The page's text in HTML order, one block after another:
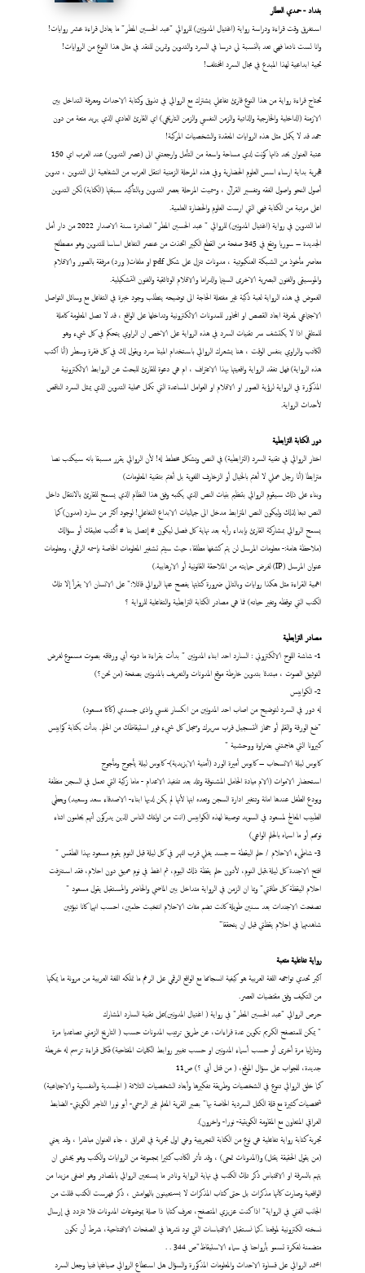
بغداد - حمدي العطار
استغرق وقت قراءة ودراسة رواية (اغتيال المدونين) للروائي "عبد الحسين المطر" ما يعادل قراءة عشر روايات!
وانا لست نادما فهي تعد بالنسبة لي درسا في السرد والتدوين وتمرين للنقد في مثل هذا النوع من الروايات!
تحية ابداعية لهذا المبدع في مجال السرد المختلف!
تحتاج قراءة رواية من هذا النوع قارئ تفاعلي يشترك مع الروائي في تذوق وكتابة الاحداث ومعرفة التداخل بين
الازمنة (الداخلية والخارجية والذاتية والزمن النفسي والزمن التاريخي) اي القارئ العادي الذي يريد متعة من دون
جهد قد لا يكمل مثل هذه الروايات المعقدة والشخصيات المركبة!
عتبة العنوان بحد ذاتها كونت لدي مساحة واسعة من التأمل وارجعتني الى (عصر التدوين) عند العرب اي 150
هجرية بداية ارساء اسس العلوم الحضارية وفي هذه المرحلة الزمنية انتقل العرب من الشفاهية الى التدوين ، تدوين
أصول النحو واصول الفقه وتفسير القرآن ، وسميت المرحلة بعصر التدوين وبالتأكيد سبقتها (الكتابة) لكن التدوين
اعلى مرتبة من الكتابة فهي التي ارست العلوم والحضارة العلمية.
اما التدوين في رواية (اغتيال المدونين) للروائي " عبد الحسين المطر" الصادرة سنة الاصدار 2022 من دار أمل
الجديدة – سوريا وتقع في 345 صفحة من القطع الكبير اتخذت من عنصر التفاعل اساسا للتدوين وهو مصطلح
معاصر مأخوذ من الشبكة العنكبوتية ، مدونات تنزل على شكل pdf او ملفات( ورد) مرفقة بالصور والافلام
والموسيقى والفنون البصرية الاخرى السينما والدراما والافلام الوثائقية والفنون التشكيلية.
الغموض في هذه الرواية لعبة ذكية غير مفتعلة الحاجة الى توضيحه يتطلب وجود خبرة في التفاعل مع وسائل التواصل
الاجتماعي لمعرفة ابعاد القصص او المحاور للمدونات الالكترونية وتداخلها على الواقع ، قد لا تصل المعلومة كاملة
للمتلقي اذا لا يكتشف سر تقنيات السرد في هذه الرواية على الاخص ان الراوي يتحكم في كل شيء وهو
الكاتب والراوي بنفس الوقت ، هنا يشعرك الروائي باستخدام الميتا سرد ويقول لك في كل فقرة وسطر (أنا اكتب
هذه الرواية) فهل تفقد الرواية واقعيتها بهذا الاعتراف ، ام هي دعوة للقارئ للبحث عن الروابط الالكترونية
المذكورة في الرواية لرؤية الصور او الافلام او العوامل المساعدة التي تكمل عملية التدوين الذي يمثل السرد الناقص
لأحداث الرواية.
دور الكتابة الترابطية
اختار الروائي في تقنية السرد (الترابطية) في النص وبشكل مخطط له! لأن الروائي يقرر مسبقا بانه سيكتب نصا
مترابطا (أنا رجل عملي لا أهتم بالخيال أو الزخارف اللغوية بل أهتم بتقنية المعلومات)
وبناء على ذلك سيقوم الروائي بتنظيم بنيات النص الذي يكتبه وفق هذا النظام الذي يسمح للقارئ بالانتقال داخل
النص تبعا لذلك وليكون النص المترابط مدخل الى جماليات الابداع التفاعلي! لوجود اكثر من سارد (مدون) كما
يسمح الروائي بمشاركة القارئ بإبداء رأيه بعد نهاية كل فصل ليكون # إتصل بنا # أكتب تعليقك أو سؤالك
(ملاحظة هامة:- معلومات المرسل لن يتم كشفها مطلقا، حيث سيتم تشفير المعلومات الخاصة بإسمه الرقمي، ومعلومات
عنوان المرسل (IP) لغرض حمايته من الملاحقة القانونية أو الارهابية.)
اهمية القراءة مثل هكذا روايات وبالتالي ضرورة كتابتها يفصح عنها الروائي قائلا:" على الانسان الا يقرأ إلا تلك
الكتب التي توقظه وتغير حياته) فما هي مصادر الكتابة الترابطية والتفاعلية للرواية ؟
مصادر الترابطية
1- شاشة اللوح الالكتروني : السارد احد ابناء المدونين " بدأت بقراءة ما دونه أبي ورفاقه بصوت مسموع لغرض
التوثيق الصوت ، مبتدئا بتدوين خارطة موقع المدونات والتعريف بالمدونين بصفحة (من نحن؟)
2- الكوابيس
له دور في السرد لتوضيح من اصاب احد المدونين من انكسار نفسي واذى جسدي (كاكا مسعود)
"ضع الورقة والقلم أو جهاز التسجيل قرب سريرك وسجل كل شيء فور استيقاظك من الحلم. بدأت بكتابة كوابيس
كيرونا التي هاجمتني بضراوة ووحشية "
كابوس ليلة الانسحاب – كابوس أميرة الورد (أمنية الايزيدية)- كابوس ليلة يأجوج ومأجوج
استحضار الاموات (الام ميادة الحامل المشنوقة وتلد بعد تننفيذ الاعدام - ماما زكية التي تعمل في السجن منظفة
ويودع الطفل عندها امانة وتتغير ادارة السجن وتعده ابنها لأنها لم يكن لديها ابناء- الاصدقاء سعد وسعيد) ويعطي
الطبيب المعالج لمسعود في السويد توصيفا لهذه الكوابيس (انت من اولئك الناس الذين يدركون أنهم يحلمون اثناء
نومهم أو ما اسماه بالحلم الواعي)
3- شاطىء الاحلام / حلم اليقطة – جسد يغلي قرب النهر في كل ليلة قبل النوم يقوم مسعود بهذا الطقس "
افتح الاجندة كل ليلة،قبل النوم، لأدون حلم يقظة ذلك اليوم، ثم اغط في نوم عميق دون احلام، فقد استنزفت
احلام اليقظة كل طاقتي" وبما ان الزمن في الرواية متداخل بين الماضي والحاضر والمستقبل يقول مسعود "
تصفحت الاجندات بعد سنين طويلة كانت تضم مئات الاحلام انتخبت حلمين، احسب انهما كانا نبؤتين
شاهدتهما في احلام يقظتي قبل ان يتحققا"
رواية تفاعلية متعبة
اكبر تحدي تواجهه اللغة العربية هو كيفية انسجامها مع الواقع الرقمي على الرغم ما تملكه اللغة العربية من مرونة ما يمكنها
من التكيف وفق مقتضيات العصر.
حرص الروائي "عبد الحسين المطر" في رواية ( اغتيال المدونين)على تقنية السارد المشارك
" يمكن للمتصفح الكريم تكوين عدة قراءات، عن طريق ترتيب المدونات حسب ( التاريخ الزمني تصاعديا مرة
وتنازليا مرة أخرى أو حسب أسماء المدونين او حسب تغيير روابط الكلمات المفتاحية) فكل قراءة ترسم له خريطة
جديدة، للجواب على سؤال الموقع، ( من قتل أبي ؟) ص11
كما خلق الروائي تنوع في الشخصيات وطريقة تفكيرها وأبعاد الشخصيات الثلاثة ( الجسدية والنفسية والاجتماعية)
شخصيات كثيرة مع قلة الكتل السردية الخاصة بها" بصير القرية المعلم غير الرسمي- أبو نورا التاجر الكويتي- الضابط
العراقي المتعاون مع المقاومة الكويتية- نورا- واخرون).
تجربة كتابة رواية تفاعلية هي نوع من الكتابة التجريبية وهي اول تجربة في العراق ، جاء العنوان مباشرا ، وقد يعني
(من يقول الحقيقة يقتل) و(المدونات تمحى) ، وقد تأثر الكاتب كثيرا بمجموعة من الروايات والكتب وهو يخشى ان
يتهم بالسرقة او الاقتباس ذكر تلك الكتب في نهاية الرواية ونادر ما يستعين الروائي بالمصادر وهو اضفى مزيدا من
الواقعية وصارت كأنها مذكرات بل حتى كتاب المذكرات لا يستعينون بالهوامش ، ذكر فهرست الكتب قللت من
الجانب الفني في الرواية" اذا كنت عزيزي المتصفح، تعرف كتابا ذا صلة بموضوعات المدونات فلا تتردد في إرسال
نسخته الكترونية لموقعنا ..كما نستقبل الاقتباسات التي تود نشرها في الصفحات الافتتاحية، شرط أن تكون
متضمنة لفكرة تسمو بأرواحنا في سماء الاستيقاظ"ص 344 . .
اعتمد الروائي على قساوة الاحداث والمعلومات المذكورة والسؤال هل استطاع الروائي صياغتها فنيا وجعل السرد